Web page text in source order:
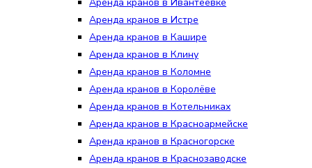
Аренда кранов в Истре
Аренда кранов в Кашире
Аренда кранов в Клину
Аренда кранов в Коломне
Аренда кранов в Королёве
Аренда кранов в Котельниках
Аренда кранов в Красноармейске
Аренда кранов в Красногорске
Аренда кранов в Краснозаводске